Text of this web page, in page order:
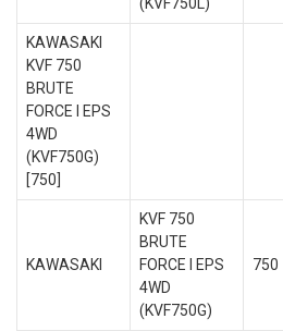
KAWASAKI
KVF 750
BRUTE
FORCE I EPS
4WD
(KVF750G)
[750]
KAWASAKI
KVF 750
BRUTE
FORCE I EPS
4WD
(KVF750G)
750